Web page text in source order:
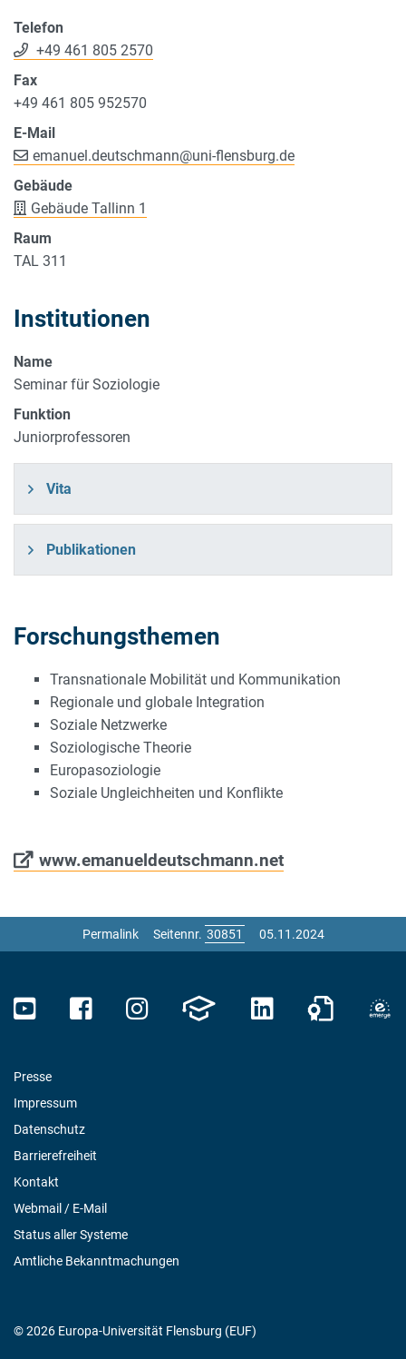
Telefon
+49 461 805 2570
Fax
+49 461 805 952570
E-Mail
emanuel.deutschmann@uni-flensburg.de
Gebäude
Gebäude Tallinn 1
Raum
TAL 311
Institutionen
Name
Seminar für Soziologie
Funktion
Juniorprofessoren
Vita
Publikationen
Forschungsthemen
Transnationale Mobilität und Kommunikation
Regionale und globale Integration
Soziale Netzwerke
Soziologische Theorie
Europasoziologie
Soziale Ungleichheiten und Konflikte
www.emanueldeutschmann.net
Permalink Seitennr. 05.11.2024
Presse
Impressum
Datenschutz
Barrierefreiheit
Kontakt
Webmail / E-Mail
Status aller Systeme
Amtliche Bekanntmachungen
© 2026 Europa-Universität Flensburg (EUF)